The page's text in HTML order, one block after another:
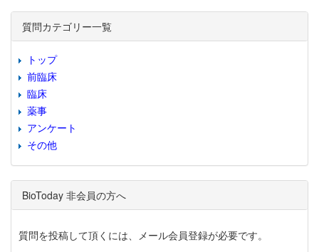
質問カテゴリー一覧
トップ
前臨床
臨床
薬事
アンケート
その他
BioToday 非会員の方へ
質問を投稿して頂くには、メール会員登録が必要です。